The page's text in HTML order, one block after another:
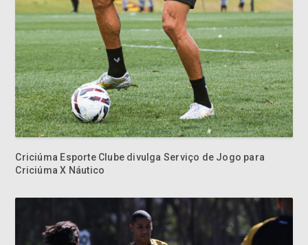
Criciúma Esporte Clube divulga Serviço de Jogo para
Criciúma X Náutico